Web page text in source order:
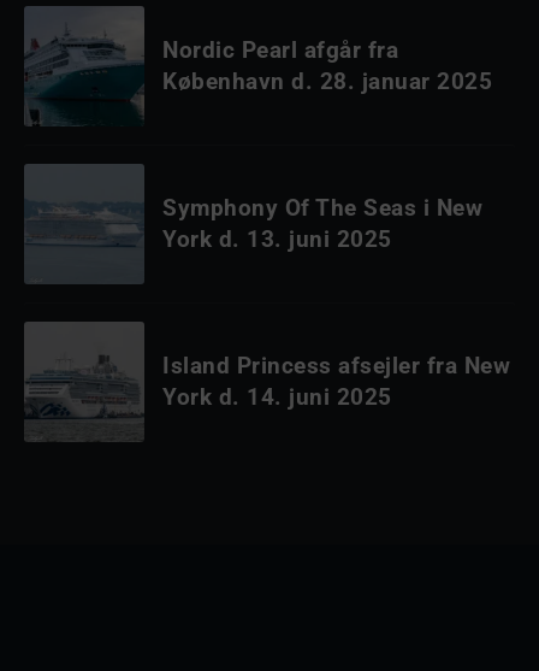
Nordic Pearl afgår fra
København d. 28. januar 2025
Symphony Of The Seas i New
York d. 13. juni 2025
Island Princess afsejler fra New
York d. 14. juni 2025